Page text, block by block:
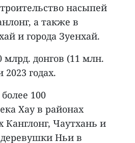
насыпей
а также в
и города Зуенхай.
млрд. донгов (11 млн.
годах.
100
Хау в районах
Чаутхань и
Ньи в